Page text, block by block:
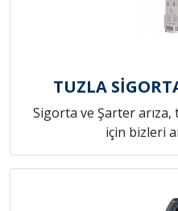
TUZLA
Sigorta ve Şarter
için bizleri